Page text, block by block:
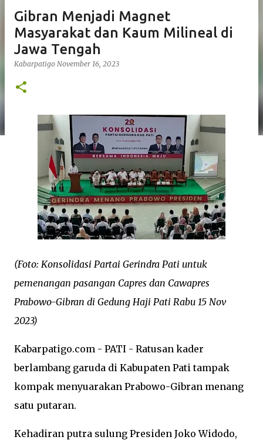
Gibran Menjadi Magnet
Masyarakat dan Kaum Milineal di
Jawa Tengah
Kabarpatigo November 16, 2023
(Foto: Konsolidasi Partai Gerindra Pati untuk
pemenangan pasangan Capres dan Cawapres
Prabowo-Gibran di Gedung Haji Pati Rabu 15 Nov
2023)
Kabarpatigo.com - PATI - Ratusan kader
berlambang garuda di Kabupaten Pati tampak
kompak menyuarakan Prabowo-Gibran menang
satu putaran.
Kehadiran putra sulung Presiden Joko Widodo,